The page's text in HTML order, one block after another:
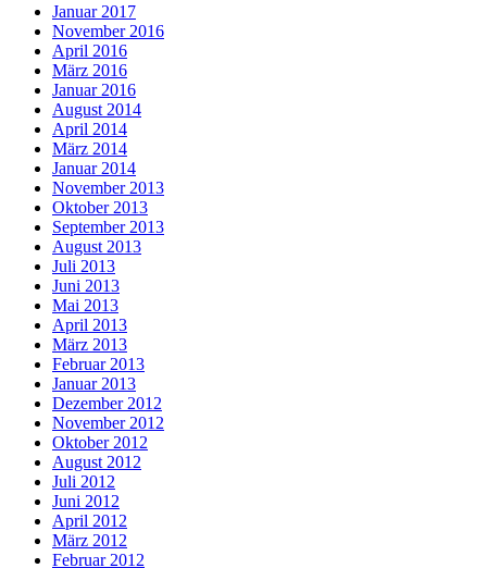
Januar 2017
November 2016
April 2016
März 2016
Januar 2016
August 2014
April 2014
März 2014
Januar 2014
November 2013
Oktober 2013
September 2013
August 2013
Juli 2013
Juni 2013
Mai 2013
April 2013
März 2013
Februar 2013
Januar 2013
Dezember 2012
November 2012
Oktober 2012
August 2012
Juli 2012
Juni 2012
April 2012
März 2012
Februar 2012